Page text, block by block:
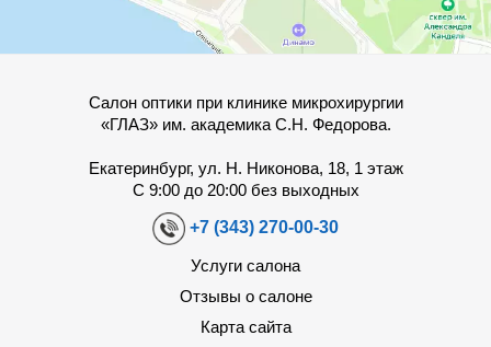
Салон оптики при клинике микрохирургии
«ГЛАЗ» им. академика С.Н. Федорова.
Екатеринбург, ул. Н. Никонова, 18, 1 этаж
С 9:00 до 20:00 без выходных
+7 (343) 270-00-30
Услуги салона
Отзывы о салоне
Карта сайта